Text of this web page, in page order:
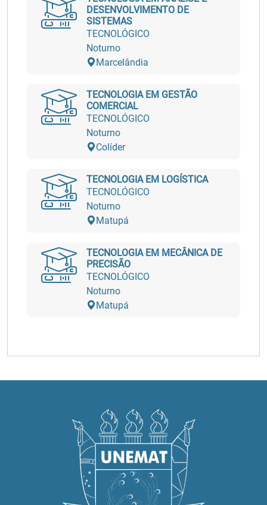
DESENVOLVIMENTO DE
SISTEMAS
TECNOLÓGICO
Noturno
Marcelândia
TECNOLOGIA EM GESTÃO
COMERCIAL
TECNOLÓGICO
Noturno
Colíder
TECNOLOGIA EM LOGÍSTICA
TECNOLÓGICO
Noturno
Matupá
TECNOLOGIA EM MECÂNICA DE
PRECISÃO
TECNOLÓGICO
Noturno
Matupá